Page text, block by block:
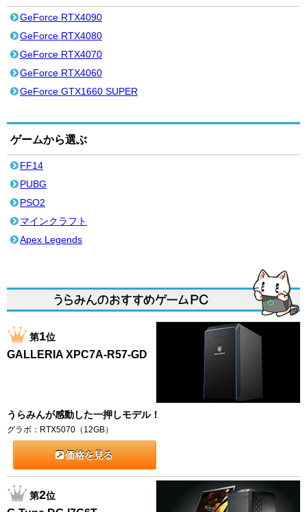
GeForce RTX4090
GeForce RTX4080
GeForce RTX4070
GeForce RTX4060
GeForce GTX1660 SUPER
ゲームから選ぶ
FF14
PUBG
PSO2
マインクラフト
Apex Legends
第1位
GALLERIA XPC7A-R57-GD
うらみんが感動した一押しモデル！
グラボ：RTX5070（12GB）
価格を見る
第2位